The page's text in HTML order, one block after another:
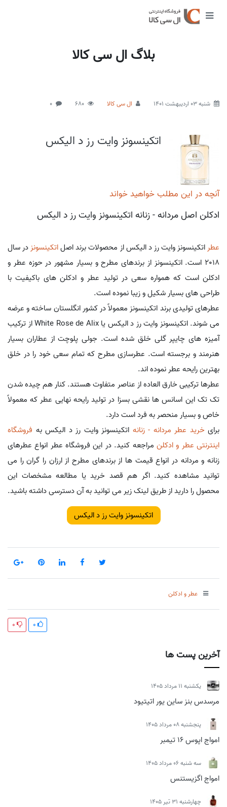
بلاگ ال سی کالا
آخرین پست ها
يكشنبه 11 مرداد 1405
مرسدس بنز ساین یور اتیتیود
پنجشنبه 08 مرداد 1405
امواج اپوس 16 تیمبر
سه شنبه 06 مرداد 1405
امواج اگزیستنس
چهارشنبه 31 تیر 1405
شنبه 03 اردیبهشت 1401 ال سی کالا 680
0
اتکینسونز وایت رز د الیکس
آنچه در این مطلب خواهید خواند
ادکلن اصل مردانه - زنانه اتکینسونز وایت رز د الیکس
عطر اتکینسونز وایت رز د الیکس از محصولات برند اصلاتکینسونز در سال
2018 است. اتکینسونز از برندهای مطرح و بسیار مشهور در حوزه عطر و
ادکلن است که همواره سعی در تولید عطر و ادکلن های باکیفیت با
طراحی های بسیار شکیل و زیبا نموده است.
عطرهای تولیدی برند اتکینسونز معمولاً در کشور انگلستان ساخته و عرضه
می شوند. اتکینسونز وایت رز د الیکس یا White Rose de Alix از ترکیب
آمیزه های چایپر گلی خلق شده است. جولی پلوچت از عطاران بسیار
هنرمند و برجسته است. عطرسازی مطرح که تمام سعی خود را در خلق
بهترین رایحه عطر نموده اند.
عطرها ترکیبی خارق العاده از عناصر متفاوت هستند. کنار هم چیده شدن
تک تک این اسانس ها نقشی بسزا در تولید رایحه نهایی عطر که معمولاً
خاص و بسیار منحصر به فرد است دارد.
برایخرید عطر مردانه - زنانه اتکینسونز وایت رز د الیکس به فروشگاه
اینترنتی عطر و ادکلن مراجعه کنید. در این فروشگاه عطر انواع عطرهای
زنانه و مردانه در انواع قیمت ها از برندهای مطرح از ارزان را گران را می
توانید مشاهده کنید. اگر هم قصد خرید یا مطالعه مشخصات این
محصول را دارید از طریق لینک زیر می توانید به آن دسترسی داشته باشید.
اتکینسونز وایت رز د الیکس
عطر و ادکلن